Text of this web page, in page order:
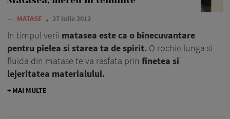
— MATASE 27 iulie 2012
In timpul verii matasea este ca o binecuvantare
pentru pielea si starea ta de spirit. O rochie lunga si
fluida din matase te va rasfata prin finetea si
lejeritatea materialului.
+ MAI MULTE